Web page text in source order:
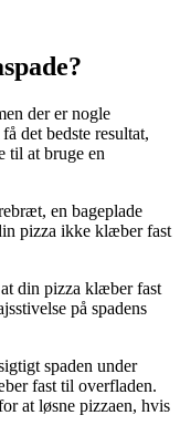
der er nogle
det bedste resultat,
til at bruge en
en bageplade
pizza ikke klæber fast
din pizza klæber fast
på spadens
spaden under
fast til overfladen.
at løsne pizzaen, hvis